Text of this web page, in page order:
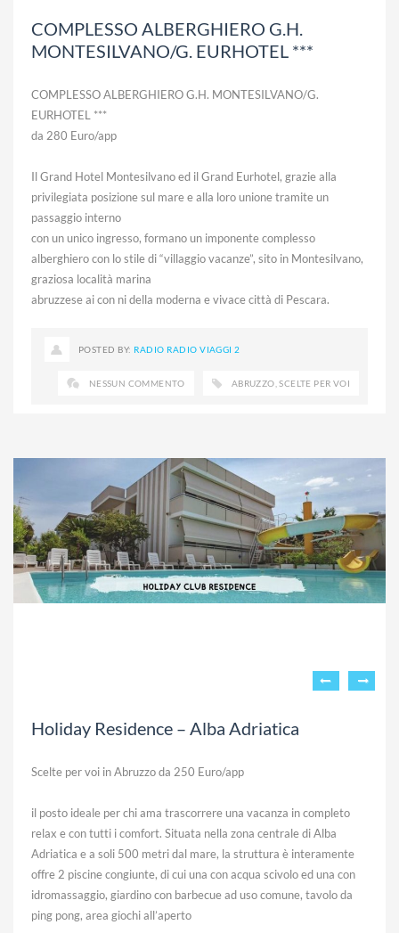
COMPLESSO ALBERGHIERO G.H.
MONTESILVANO/G. EURHOTEL ***
COMPLESSO ALBERGHIERO G.H. MONTESILVANO/G.
EURHOTEL ***
da 280 Euro/app
Il Grand Hotel Montesilvano ed il Grand Eurhotel, grazie alla
privilegiata posizione sul mare e alla loro unione tramite un
passaggio interno
con un unico ingresso, formano un imponente complesso
alberghiero con lo stile di “villaggio vacanze”, sito in Montesilvano,
graziosa località marina
abruzzese ai con ni della moderna e vivace città di Pescara.
POSTED BY: RADIO RADIO VIAGGI 2
NESSUN COMMENTO ABRUZZO ,SCELTE PER VOI
Holiday Residence – Alba Adriatica
Scelte per voi in Abruzzo da 250 Euro/app
il posto ideale per chi ama trascorrere una vacanza in completo
relax e con tutti i comfort. Situata nella zona centrale di Alba
Adriatica e a soli 500 metri dal mare, la struttura è interamente
offre 2 piscine congiunte, di cui una con acqua scivolo ed una con
idromassaggio, giardino con barbecue ad uso comune, tavolo da
ping pong, area giochi all’aperto